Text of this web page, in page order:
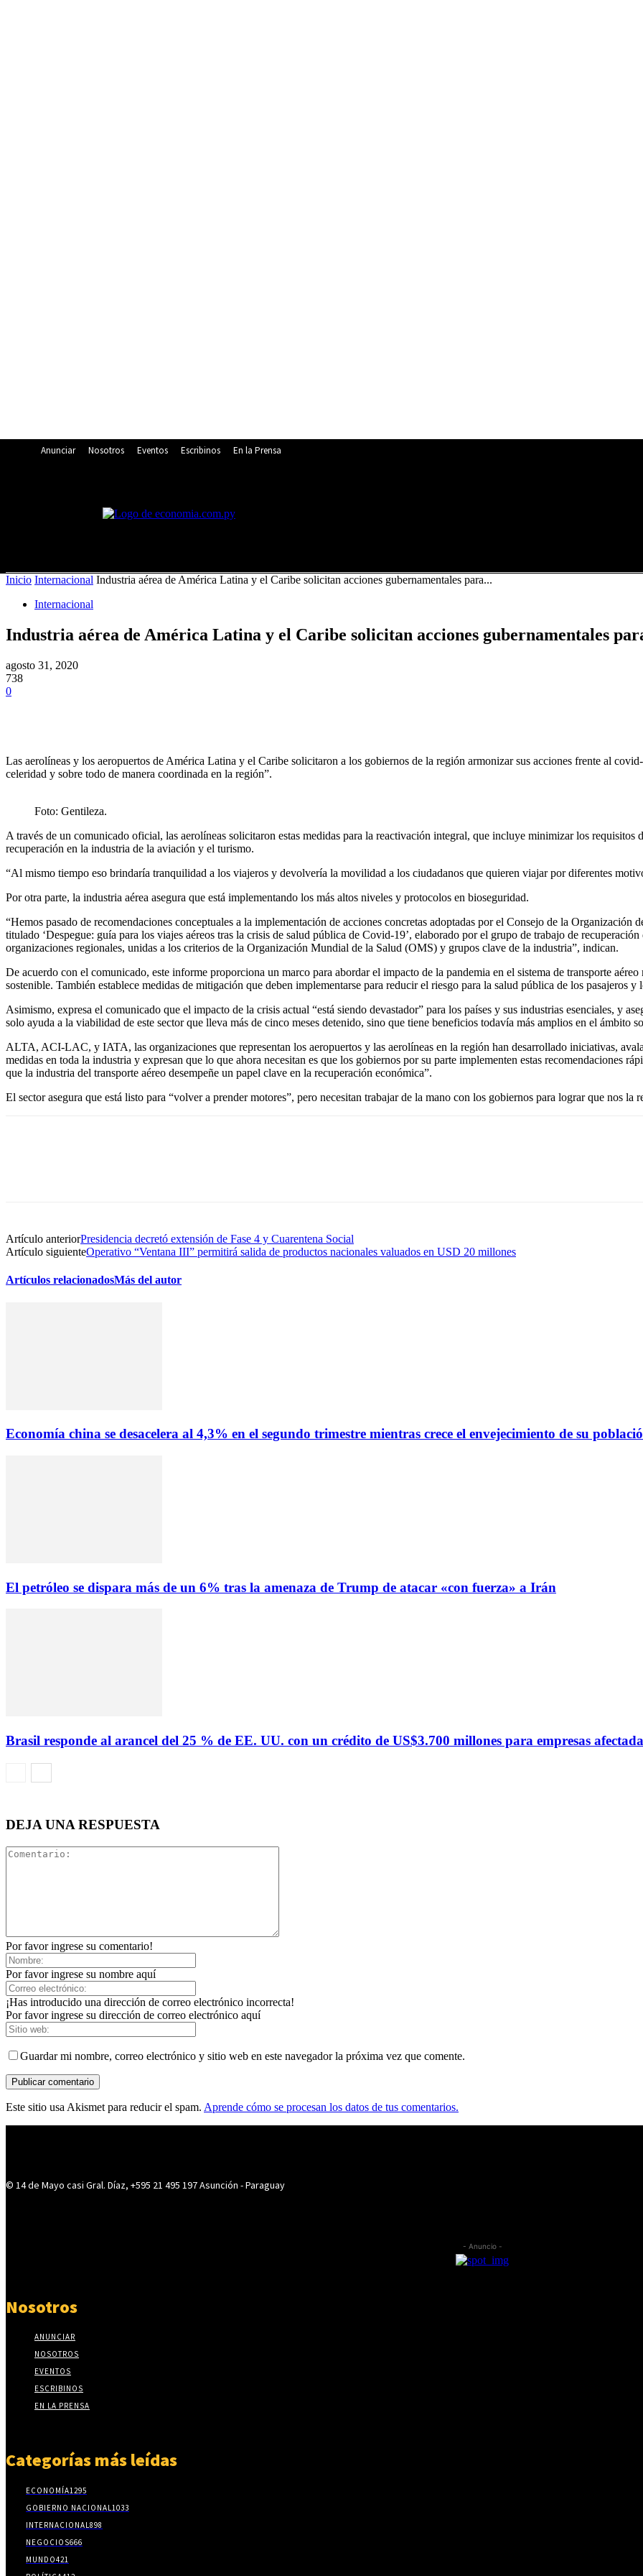
Anunciar Nosotros Eventos Escribinos En la Prensa
viernes, agosto 7, 2026
Inicio Internacional Industria aérea de América Latina y el Caribe solicitan acciones gubernamentales para...
Internacional
Industria aérea de América Latina y el Caribe solicitan acciones gubernamentales
agosto 31, 2020
738
0
Las aerolíneas y los aeropuertos de América Latina y el Caribe solicitaron a los gobiernos de la región armonizar sus acciones frente al
celeridad y sobre todo de manera coordinada en la región”.
Foto: Gentileza.
A través de un comunicado oficial, las aerolíneas solicitaron estas medidas para la reactivación integral, que incluye minimizar los requisitos
recuperación en la industria de la aviación y el turismo.
“Al mismo tiempo eso brindaría tranquilidad a los viajeros y devolvería la movilidad a los ciudadanos que quieren viajar por diferentes
Por otra parte, la industria aérea asegura que está implementando los más altos niveles y protocolos en bioseguridad.
“Hemos pasado de recomendaciones conceptuales a la implementación de acciones concretas adoptadas por el Consejo de la
titulado ‘Despegue: guía para los viajes aéreos tras la crisis de salud pública de Covid-19’, elaborado por el grupo de trabajo de
organizaciones regionales, unidas a los criterios de la Organización Mundial de la Salud (OMS) y grupos clave de la industria”, indican.
De acuerdo con el comunicado, este informe proporciona un marco para abordar el impacto de la pandemia en el sistema de transporte
sostenible. También establece medidas de mitigación que deben implementarse para reducir el riesgo para la salud pública de los pasajeros y
Asimismo, expresa el comunicado que el impacto de la crisis actual “está siendo devastador” para los países y sus industrias esenciales, y
solo ayuda a la viabilidad de este sector que lleva más de cinco meses detenido, sino que tiene beneficios todavía más amplios en el ámbito
ALTA, ACI-LAC, y IATA, las organizaciones que representan los aeropuertos y las aerolíneas en la región han desarrollado iniciativas,
medidas en toda la industria y expresan que lo que ahora necesitan es que los gobiernos por su parte implementen estas recomendaciones
que la industria del transporte aéreo desempeñe un papel clave en la recuperación económica”.
El sector asegura que está listo para “volver a prender motores”, pero necesitan trabajar de la mano con los gobiernos para lograr que nos
Artículo anteriorPresidencia decretó extensión de Fase 4 y Cuarentena Social
Artículo siguienteOperativo “Ventana III” permitirá salida de productos nacionales valuados en USD 20 millones
Artículos relacionadosMás del autor
Economía china se desacelera al 4,3% en el segundo trimestre mientras crece el envejecimiento de su
El petróleo se dispara más de un 6% tras la amenaza de Trump de atacar «con fuerza» a Irán
Brasil responde al arancel del 25 % de EE. UU. con un crédito de US$3.700 millones para empresas
DEJA UNA RESPUESTA
Por favor ingrese su comentario!
Por favor ingrese su nombre aquí
¡Has introducido una dirección de correo electrónico incorrecta!
Por favor ingrese su dirección de correo electrónico aquí
Guardar mi nombre, correo electrónico y sitio web en este navegador la próxima vez que comente.
Este sitio usa Akismet para reducir el spam. Aprende cómo se procesan los datos de tus comentarios.
© 14 de Mayo casi Gral. Díaz, +595 21 495 197 Asunción - Paraguay
- Anuncio -
Nosotros
ANUNCIAR
NOSOTROS
EVENTOS
ESCRIBINOS
EN LA PRENSA
Categorías más leídas
ECONOMÍA1295
GOBIERNO NACIONAL1033
INTERNACIONAL898
NEGOCIOS666
MUNDO421